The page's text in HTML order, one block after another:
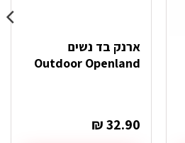
ארנק בד נשים
Outdoor Openland
₪32.90